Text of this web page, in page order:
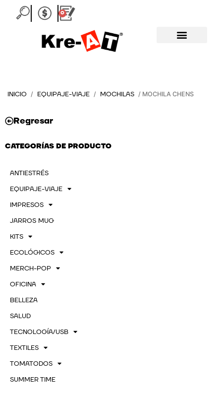
0
Carrito
INICIO / EQUIPAJE-VIAJE / MOCHILAS / MOCHILA CHENS
Regresar
CATEGORÍAS DE PRODUCTO
ANTIESTRÉS
EQUIPAJE-VIAJE
IMPRESOS
JARROS MUG
KITS
ECOLÓGICOS
MERCH-POP
OFICINA
BELLEZA
SALUD
TECNOLOGÍA/USB
TEXTILES
TOMATODOS
SUMMER TIME